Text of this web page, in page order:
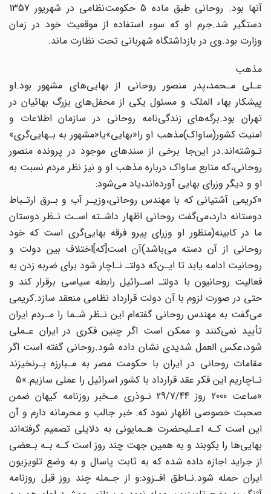
دستگیر‌ شد.جرم او که سوء استفاده از موقعیت خود در زمان
وزارت بود‌.وی‌ در‌ بازداشتگاه شهربانی تحت نظارت ماند.
مذهب
عـلی مـحمد،پدر منصور روحانی از بهایی‌های مشهور بود‌.او‌
پیشکار بهاء الملک و مسئول‌ یکی از محفل‌های بزرگ بهائیان در
تهران بود‌.برگه‌های‌ زندگی‌نامه‌ روحانی در سازمان اطلاعات و
امنیت کشور(ساواک)مذهب او را«بهایی»یا«مشهور به بـهایی‌گری‌»
نـوشته‌اند‌.در‌ این‌جا برخی از سندهای موجود در پرونده منصور
روحانی،که منابع ساواک‌‌ درباره‌ مذهب او و نیز نظر مردم نسبت به
او و دیگر وزرای بهایی آورده‌اند،یاد می‌شود:
«کریمی آشتیانی‌ که‌ با مهندس روحانی،وزیـر آب و بـرق ارتـباط
دوستانه دارد،می‌گفت روحانی‌ اظهار‌ داشـته‌ اسـت نـظر دوستان
ما در کابینه(منظور‌ او‌ وزرای‌ پیرو فرقه بهایی‌گری است که خود
روحانی‌ از‌ آن دسته می‌باشد)آن است‌[که‌]اختلاف بین دولت و
روحانیت ادامه یابد تا ایـن‌که‌ دولتـ‌ نـاچار‌ شود برای ضربه زدن به‌
فعالیت‌ روحانیون با‌ دولتـ‌ اسـرائیل‌ رابطه سیاسی برقرار کند و
حتی در‌ صورت‌ لزوم با آن دولت قرارداد نظامی منعقد سازد.کریمی
می‌گفت به مهندس‌‌ روحانی‌ گفته‌ام این نـظر شـما را مـردم‌ ایران
تأیید نمی‌کنند و ممکن‌ است‌ اگر چنین فکری در ایران‌‌ عـملی‌
شود،عکس العمل شدیدی نشان داده شود.روحانی گفته است اگر
مقامات روحانی‌ در‌ ایران با حکومت مصر به‌ مـبارزه‌ بـرنخیزند‌
نـاچاریم این فکر‌ عقد‌ قرارداد با کشور اسرائیل‌ را‌ عملی‌ سازیم.»5
«ساعت 2000 روز 29/7/44 نـوذری مـخبر روزنامه کیهان ضمن
صحبت خصوصی‌‌ اظهار‌ نمود که: خبر جالب و محرمانه دارم‌ و آن‌
این است‌ کـه‌ اعـلیحضرت‌ هـمایونی به دلایلی تصمیم‌ گرفته‌اند
بهایی‌ها را بکوبند و به همین جهت چند روز است کـه بـه بـعضی
از جراید‌ اجازه‌ داده شده که به‌ ثابت پاسال‌ و به‌ وضع‌ تلویزیون‌
ایران‌ حمله شود.نـاطق‌ افـزود‌:و از جـمله چند روز قبل روزنامه‌